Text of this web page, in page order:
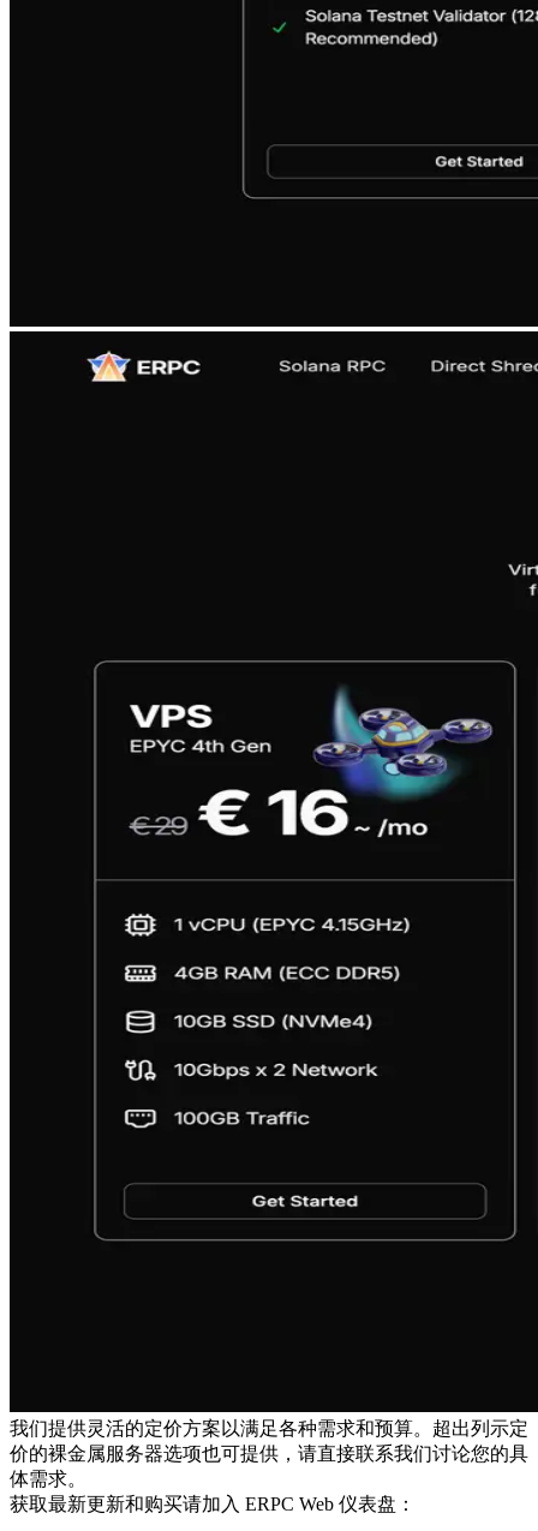
我们提供灵活的定价方案以满足各种需求和预算。超出列示定
价的裸金属服务器选项也可提供，请直接联系我们讨论您的具
体需求。
获取最新更新和购买请加入 ERPC Web 仪表盘：